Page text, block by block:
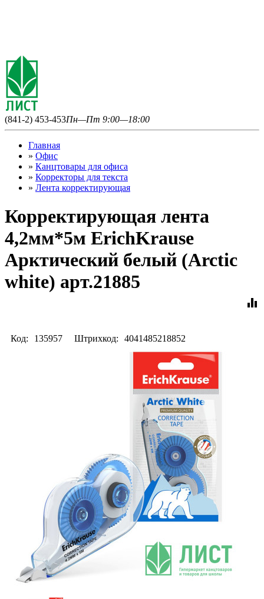
(841-2) 453-453Пн—Пт 9:00—18:00
Главная
» Офис
» Канцтовары для офиса
» Корректоры для текста
» Лента корректирующая
Корректирующая лента
4,2мм*5м ErichKrause
Арктический белый (Arctic
white) арт.21885
equalizer
Код: 135957 Штрихкод: 4041485218852